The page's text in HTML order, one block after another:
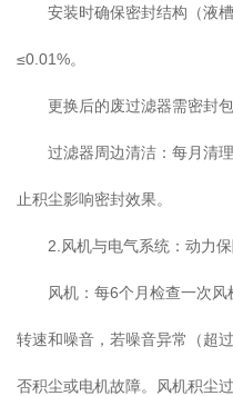
安装时确保密封结构（液槽
≤0.01%。
更换后的废过滤器需密封包
过滤器周边清洁：每月清理
止积尘影响密封效果。
2.风机与电气系统：动力保
风机：每6个月检查一次风
转速和噪音，若噪音异常（超
否积尘或电机故障。风机积尘